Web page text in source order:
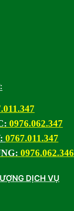
0976.062.347
0767.011.347
0976.062.346
DỊCH VỤ